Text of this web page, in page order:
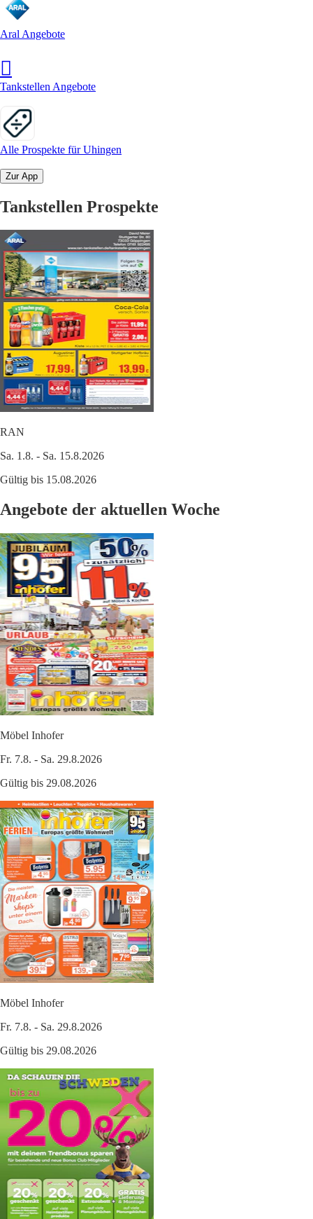
Aral Angebote
Tankstellen Angebote
Alle Prospekte für Uhingen
Zur App
Tankstellen Prospekte
RAN
Sa. 1.8. - Sa. 15.8.2026
Gültig bis 15.08.2026
Angebote der aktuellen Woche
Möbel Inhofer
Fr. 7.8. - Sa. 29.8.2026
Gültig bis 29.08.2026
Möbel Inhofer
Fr. 7.8. - Sa. 29.8.2026
Gültig bis 29.08.2026